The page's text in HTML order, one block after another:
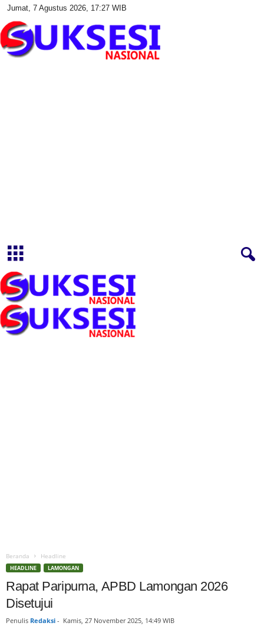
Jumat, 7 Agustus 2026, 17:27 WIB
Beranda Headline
HEADLINE LAMONGAN
Rapat Paripurna, APBD Lamongan 2026
Disetujui
Penulis Redaksi - Kamis, 27 November 2025, 14:49 WIB